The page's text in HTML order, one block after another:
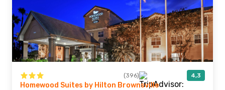
(396) 4,3
Homewood Suites by Hilton Brownsville